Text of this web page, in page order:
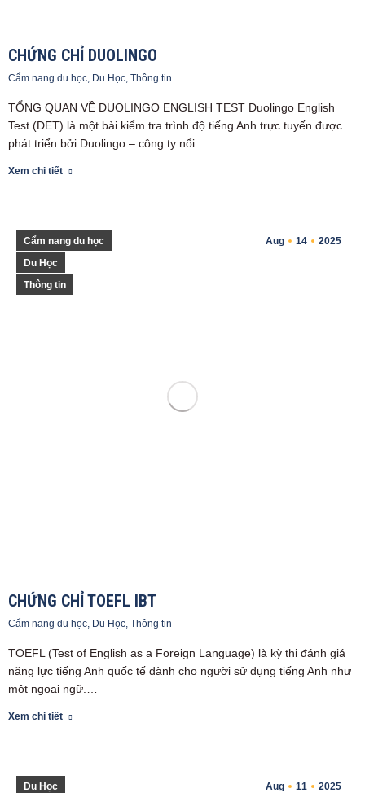
CHỨNG CHỈ DUOLINGO
Cẩm nang du học, Du Học, Thông tin
TỔNG QUAN VỀ DUOLINGO ENGLISH TEST Duolingo English
Test (DET) là một bài kiểm tra trình độ tiếng Anh trực tuyến được
phát triển bởi Duolingo – công ty nổi…
Xem chi tiết
Aug 14 2025
Cẩm nang du học
Du Học
Thông tin
CHỨNG CHỈ TOEFL IBT
Cẩm nang du học, Du Học, Thông tin
TOEFL (Test of English as a Foreign Language) là kỳ thi đánh giá
năng lực tiếng Anh quốc tế dành cho người sử dụng tiếng Anh như
một ngoại ngữ.…
Xem chi tiết
Aug 11 2025
Du Học